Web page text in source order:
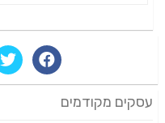
עסקים מקודמים